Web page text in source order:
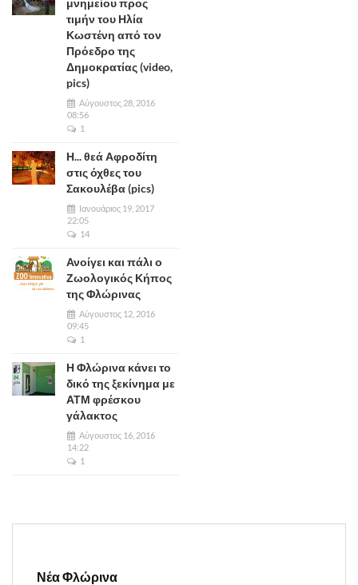
τιμήν του Ηλία
Κωστένη από τον
Πρόεδρο της
Δημοκρατίας (video,
pics)
Αύγουστος 28, 2016
08:56
1
Η... θεά Αφροδίτη
στις όχθες του
Σακουλέβα (pics)
Ιανουάριος 19, 2017
22:05
14
Ανοίγει και πάλι ο
Ζωολογικός Κήπος
της Φλώρινας
Αύγουστος 12, 2016
09:45
1
Η Φλώρινα κάνει το
δικό της ξεκίνημα με
ΑΤΜ φρέσκου
γάλακτος
Αύγουστος 16, 2016
14:22
1
Νέα Φλώρινα